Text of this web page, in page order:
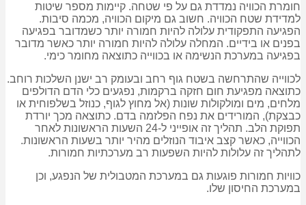
חומרת הכוויה נמדדת גם על פי שטחה. קיימות מספר שיטות
למדידת שטח הכוויה. חשוב גם מיקום הכוויה, מכמה סיבות.
הפגיעה התפקודית עלולה להיות חמורה יותר כשמדובר בפגיעה
בפנים או בידיים. המחלה עלולה להיות חמורה יותר כאשר מדובר
בפגיעה במערכת הנשימה או בכווייה כתוצאה מחומר כימי.
לכווייה שהתרחשה בשטח גוף רחב ובעומק רב ישנן השלכות רוחב.
כתוצאה מפגיעת חום חזקה ברקמות, נפגעים כלי הדם הדולפים
מלחים, מים ומולקולות שונות (אל מחוץ לגוף, כנוזל בשלפוחית או
כבצקת), המורידים את נפח הפלזמה בדם. כתוצאה מכך יורדת
תפוקת הלב. תהליך זה אופייני ל-24 השעות הראשונות לאחר
הכווייה, כאשר קצב איבוד הנוזלים מהיר יותר בשעות הראשונות.
לתהליך זה עלולות להיות השפעות רב מערכתיות חמורות.
כוויות חמורות פוגעות גם במערכת המטבולית של הנפגע, וכן
במערכת החיסון שלו.